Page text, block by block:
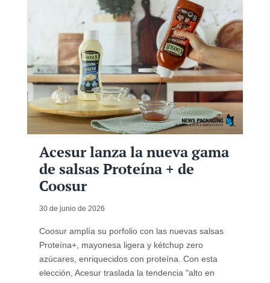
Acesur lanza la nueva gama
de salsas Proteína + de
Coosur
30 de junio de 2026
Coosur amplía su porfolio con las nuevas salsas
Proteína+, mayonesa ligera y kétchup zero
azúcares, enriquecidos con proteína. Con esta
elección, Acesur traslada la tendencia "alto en